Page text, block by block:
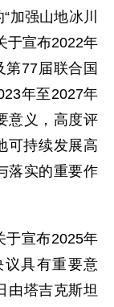
加强山地冰川
于宣布2022年
第77届联合国
年至2027年
意义，高度评
可持续发展高
落实的重要作
于宣布2025年
具有重要意
由塔吉克斯坦